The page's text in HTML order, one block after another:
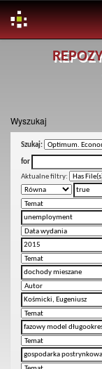
Wyszukaj
Szukaj:
for
Aktualne filtry: